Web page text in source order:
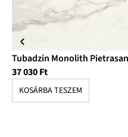
Tubadzin Monolith
37 030Ft
KOSÁRBA TESZEM